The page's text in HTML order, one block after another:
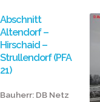
Abschnitt
Altendorf –
Hirschaid –
Strullendorf (PFA
21)
Bauherr: DB Netz